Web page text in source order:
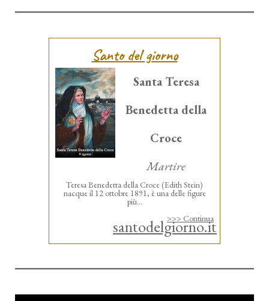
Santo del giorno
Santa Teresa
Benedetta della
Croce
Martire
Teresa Benedetta della Croce (Edith Stein)
nacque il 12 ottobre 1891, è una delle figure
più...
>>> Continua
santodelgiorno.it